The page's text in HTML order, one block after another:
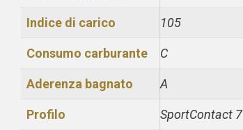
Indice di carico 105
Consumo carburante C
Aderenza bagnato A
Profilo SportContact 7